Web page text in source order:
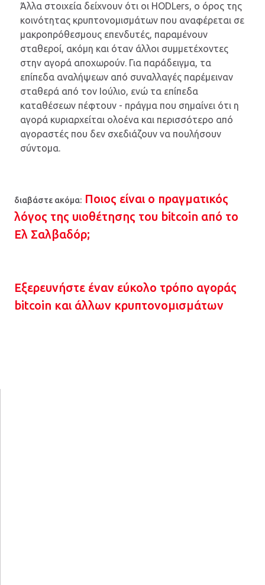
Άλλα στοιχεία δείχνουν ότι οι HODLers, ο όρος της
κοινότητας κρυπτονομισμάτων που αναφέρεται σε
μακροπρόθεσμους επενδυτές, παραμένουν
σταθεροί, ακόμη και όταν άλλοι συμμετέχοντες
στην αγορά αποχωρούν. Για παράδειγμα, τα
επίπεδα αναλήψεων από συναλλαγές παρέμειναν
σταθερά από τον Ιούλιο, ενώ τα επίπεδα
καταθέσεων πέφτουν - πράγμα που σημαίνει ότι η
αγορά κυριαρχείται ολοένα και περισσότερο από
αγοραστές που δεν σχεδιάζουν να πουλήσουν
σύντομα.
διαβάστε ακόμα: Ποιος είναι ο πραγματικός
λόγος της υιοθέτησης του bitcoin από το
Ελ Σαλβαδόρ;
Εξερευνήστε έναν εύκολο τρόπο αγοράς
bitcoin και άλλων κρυπτονομισμάτων